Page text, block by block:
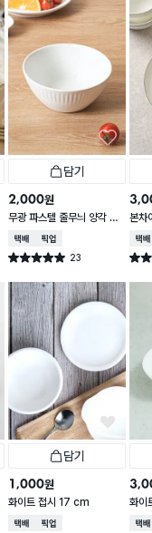
담기
2,000원
무광 파스텔 줄무늬 양각 대
접 13 cm
택배배송매장픽업
별점 5.0점 23
건 작성
본차
접
택배
별점
담기
1,000원
화이트 접시 17 cm
택배배송매장픽업
화이
택배